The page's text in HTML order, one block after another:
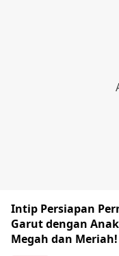
Intip Persiapan
Garut dengan
Megah dan Meriah!